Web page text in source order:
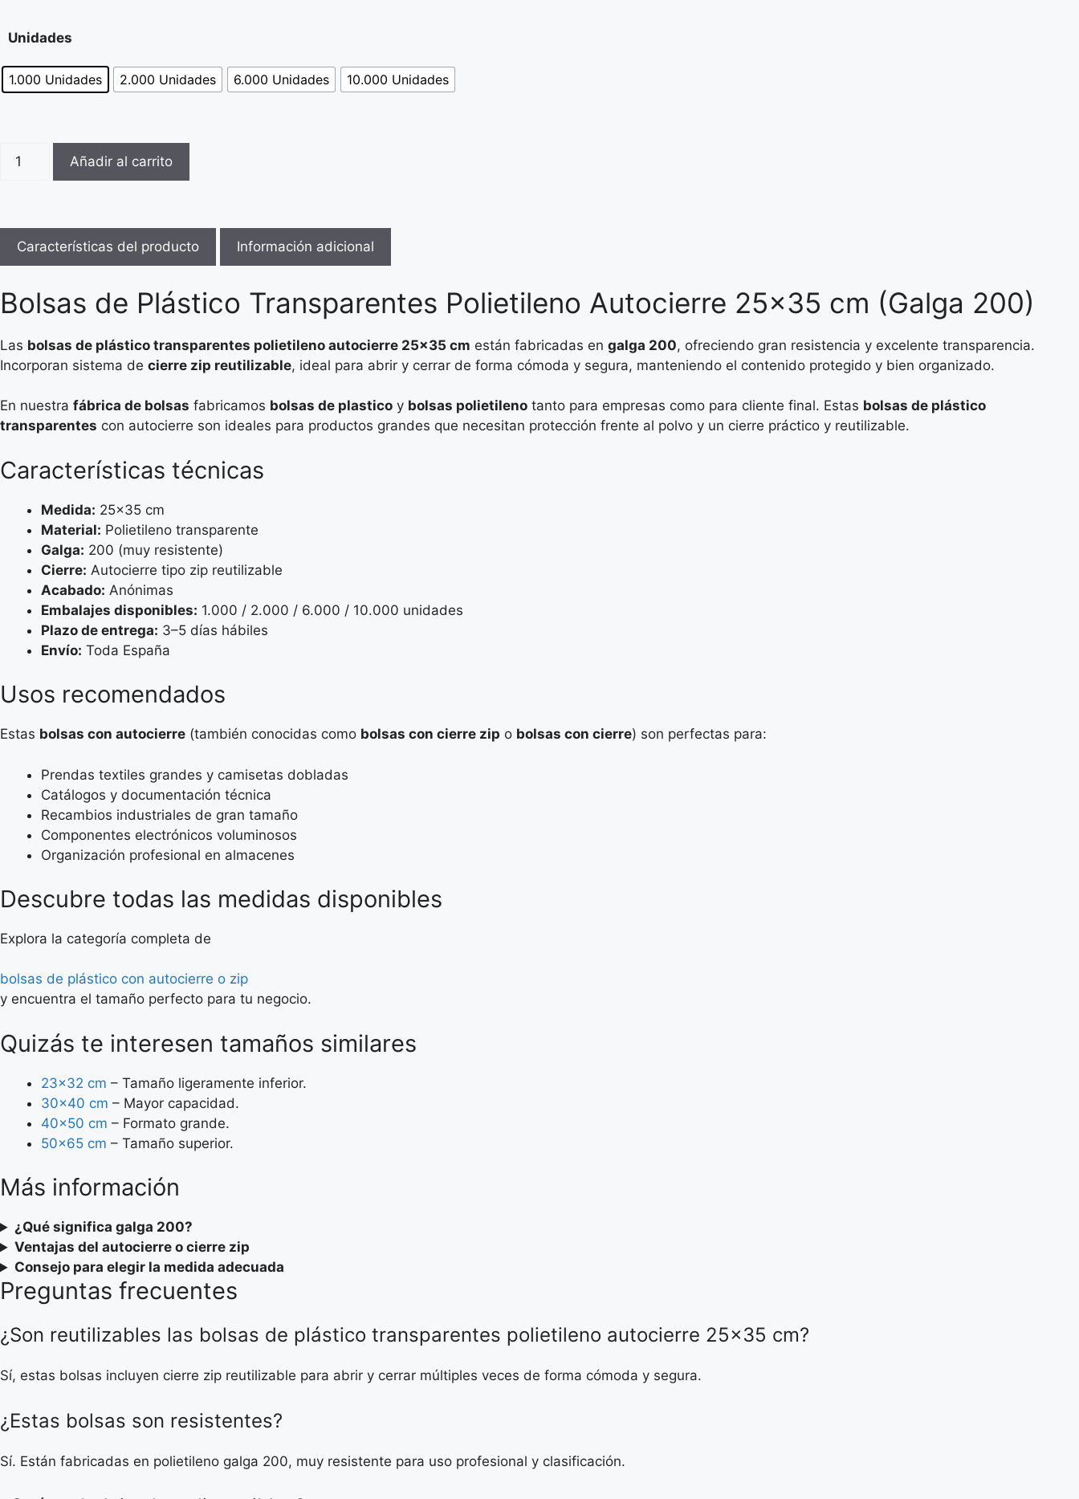
Unidades
1.000 Unidades 2.000 Unidades 6.000 Unidades 10.000 Unidades
Añadir al carrito
Características del producto Información adicional
Bolsas de Plástico Transparentes Polietileno Autocierre 25×35 cm (Galga 200)
Las bolsas de plástico transparentes polietileno autocierre 25×35 cm están fabricadas en galga 200, ofreciendo gran resistencia y excelente transparencia.
Incorporan sistema de cierre zip reutilizable, ideal para abrir y cerrar de forma cómoda y segura, manteniendo el contenido protegido y bien organizado.
En nuestra fábrica de bolsas fabricamos bolsas de plastico y bolsas polietileno tanto para empresas como para cliente final. Estas bolsas de plástico
transparentes con autocierre son ideales para productos grandes que necesitan protección frente al polvo y un cierre práctico y reutilizable.
Características técnicas
Medida: 25×35 cm
Material: Polietileno transparente
Galga: 200 (muy resistente)
Cierre: Autocierre tipo zip reutilizable
Acabado: Anónimas
Embalajes disponibles: 1.000 / 2.000 / 6.000 / 10.000 unidades
Plazo de entrega: 3–5 días hábiles
Envío: Toda España
Usos recomendados
Estas bolsas con autocierre (también conocidas como bolsas con cierre zip o bolsas con cierre) son perfectas para:
Prendas textiles grandes y camisetas dobladas
Catálogos y documentación técnica
Recambios industriales de gran tamaño
Componentes electrónicos voluminosos
Organización profesional en almacenes
Descubre todas las medidas disponibles
Explora la categoría completa de
bolsas de plástico con autocierre o zip
y encuentra el tamaño perfecto para tu negocio.
Quizás te interesen tamaños similares
23×32 cm – Tamaño ligeramente inferior.
30×40 cm – Mayor capacidad.
40×50 cm – Formato grande.
50×65 cm – Tamaño superior.
Más información
¿Qué significa galga 200?
Ventajas del autocierre o cierre zip
Consejo para elegir la medida adecuada
Preguntas frecuentes
¿Son reutilizables las bolsas de plástico transparentes polietileno autocierre 25×35 cm?
Sí, estas bolsas incluyen cierre zip reutilizable para abrir y cerrar múltiples veces de forma cómoda y segura.
¿Estas bolsas son resistentes?
Sí. Están fabricadas en polietileno galga 200, muy resistente para uso profesional y clasificación.